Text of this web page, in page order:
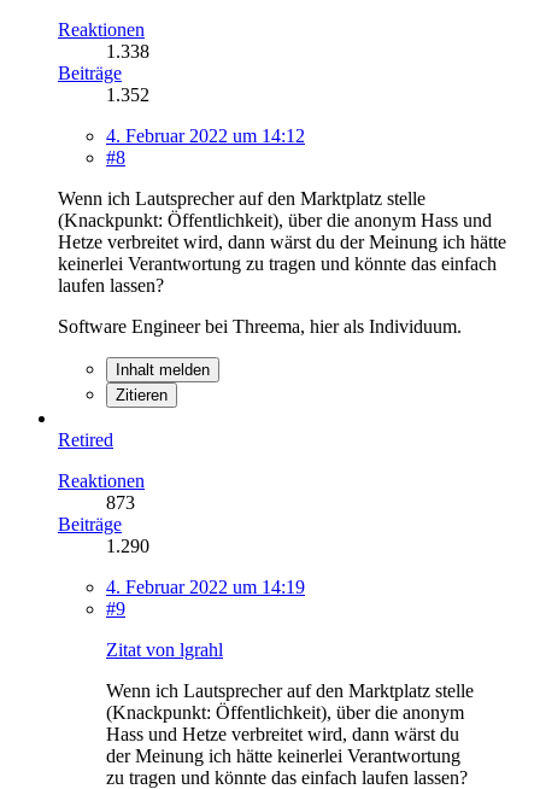
Reaktionen
1.338
Beiträge
1.352
4. Februar 2022 um 14:12
#8
Wenn ich Lautsprecher auf den Marktplatz stelle
(Knackpunkt: Öffentlichkeit), über die anonym Hass und
Hetze verbreitet wird, dann wärst du der Meinung ich hätte
keinerlei Verantwortung zu tragen und könnte das einfach
laufen lassen?
Software Engineer bei Threema, hier als Individuum.
Inhalt melden
Zitieren
Retired
Reaktionen
873
Beiträge
1.290
4. Februar 2022 um 14:19
#9
Zitat von lgrahl
Wenn ich Lautsprecher auf den Marktplatz stelle
(Knackpunkt: Öffentlichkeit), über die anonym
Hass und Hetze verbreitet wird, dann wärst du
der Meinung ich hätte keinerlei Verantwortung
zu tragen und könnte das einfach laufen lassen?